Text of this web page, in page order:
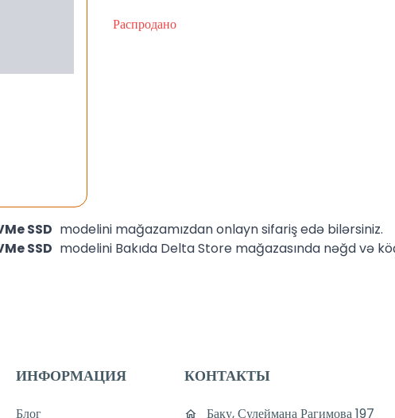
Распродано
SSD modelini mağazamızdan onlayn sifariş edə bilərsiniz.
SSD modelini Bakıda Delta Store mağazasında nəğd və
ИНФОРМАЦИЯ
Блог
КОНТАКТЫ
Баку, Сулеймана Рагимова 197